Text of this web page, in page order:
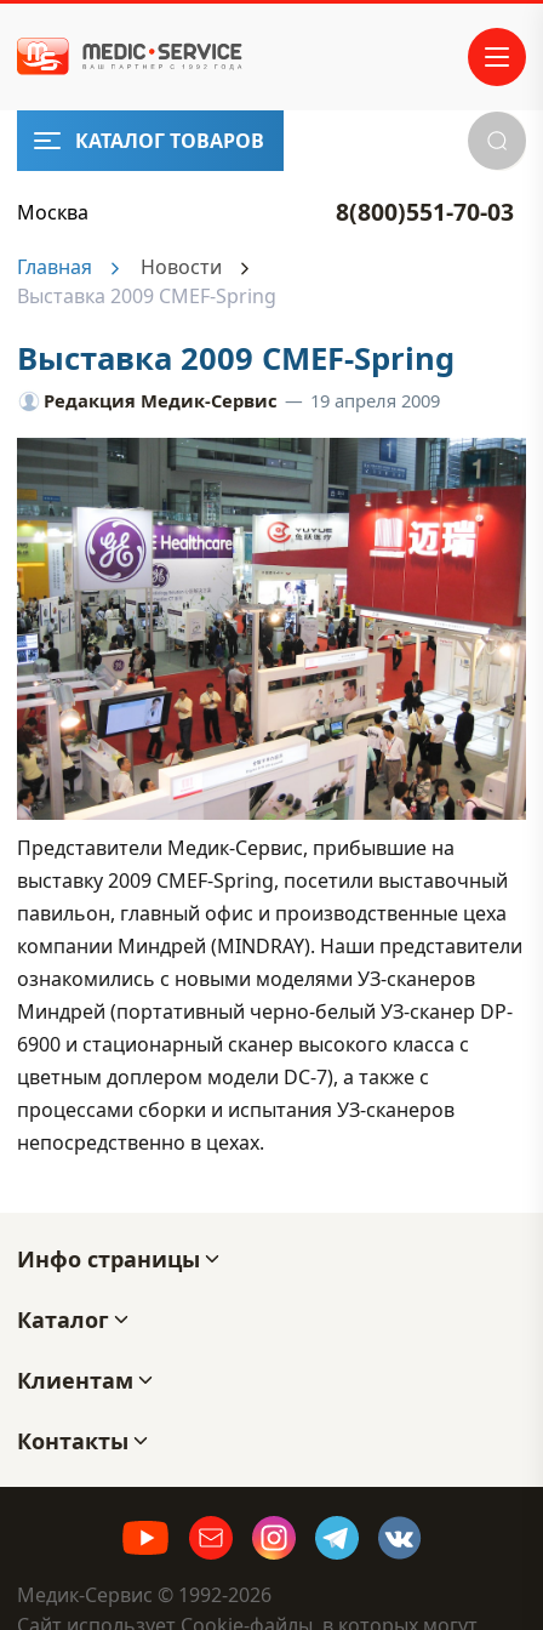
КАТАЛОГ ТОВАРОВ
Москва 8(800)551-70-03
Главная
Новости
Выставка 2009 CMEF-Spring
Выставка 2009 CMEF-Spring
Редакция Медик-Сервис — 19 апреля 2009
Представители Медик-Сервис, прибывшие на
выставку 2009 CMEF-Spring, посетили выставочный
павильон, главный офис и производственные цеха
компании Миндрей (MINDRAY). Наши представители
ознакомились с новыми моделями УЗ-сканеров
Миндрей (портативный черно-белый УЗ-сканер DP-
6900 и стационарный сканер высокого класса с
цветным доплером модели DC-7), а также с
процессами сборки и испытания УЗ-сканеров
непосредственно в цехах.
Инфо страницы
Каталог
Клиентам
Контакты
Медик-Сервис © 1992-2026
Сайт использует Cookie-файлы, в которых могут